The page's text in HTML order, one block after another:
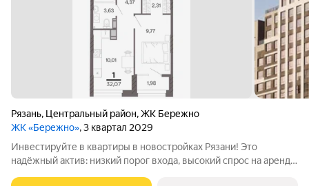
Рязань, Центральный район,ЖК Бережно
ЖК «Бережно», 3 квартал 2029
Инвестируйте в квартиры в новостройках Рязани! Это
надёжный актив: низкий порог входа, высокий спрос на аренду